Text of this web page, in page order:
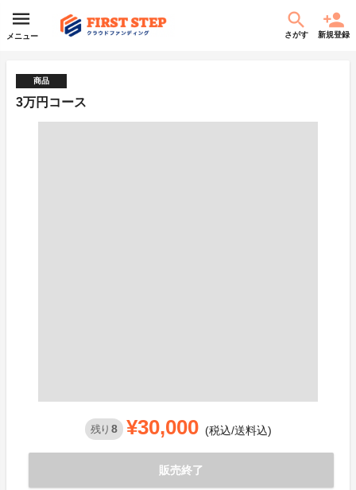
メニュー さがす 新規登録
商品
3万円コース
残り 8 ¥30,000 (税込/送料込)
販売終了